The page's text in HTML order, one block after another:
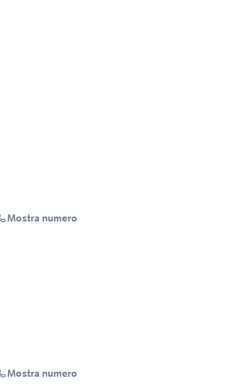
Mostra numero
Mostra numero